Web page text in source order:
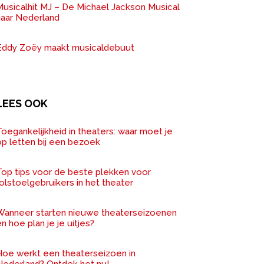
MJ – De Michael Jackson Musical
Nederland
Zoëy maakt musicaldebuut
OOK
in theaters: waar moet je
letten bij een bezoek
tips voor de beste plekken voor
in het theater
starten nieuwe theaterseizoenen
hoe plan je je uitjes?
werkt een theaterseizoen in